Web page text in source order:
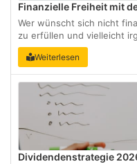
Finanzielle Freiheit mit
Wer wünscht sich nicht
zu erfüllen und vielleicht
müssen? Mit dem Rechner
Dividenden Du mit einem
attraktives Kapital
Weiterlesen
Dividendenstrategie